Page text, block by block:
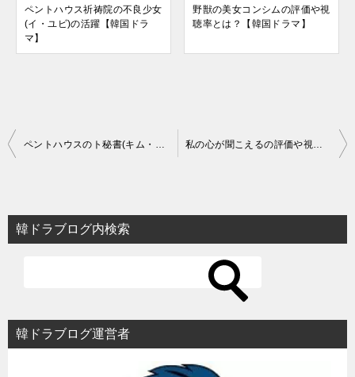
ペントハウス祈祷院の不良少女
(イ・ユビ)の活躍【韓国ドラ
マ】
野獣の美女コンシムの評価や視
聴率とは？【韓国ドラマ】
投
ビ
ゲ
ョ
ン
韓ドラブログ内検索
韓ドラブログ運営者